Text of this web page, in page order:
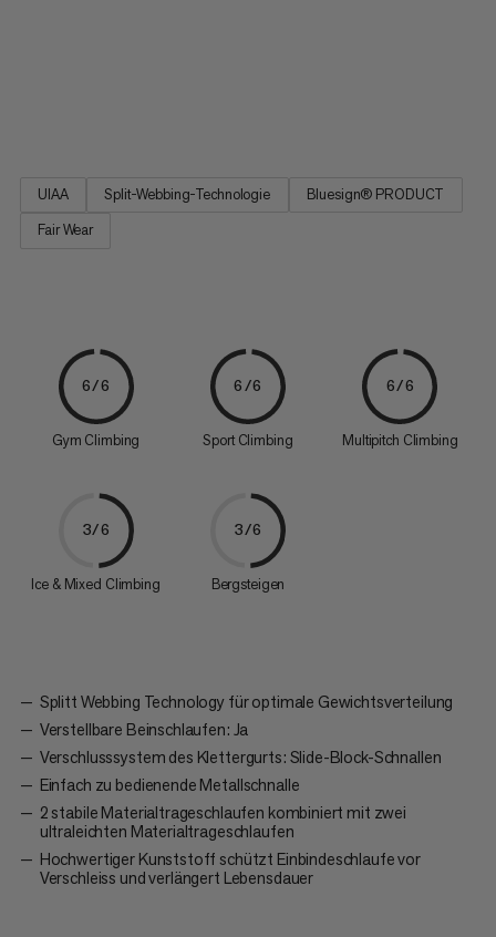
UIAA Split-Webbing-Technologie
Bluesign® PRODUCT
Fair Wear
6/6
Gym Climbing
6/6
Sport Climbing
6/6
Multipitch Climbing
3/6
Ice & Mixed Climbing
3/6
Bergsteigen
Splitt Webbing Technology für optimale Gewichtsverteilung
Verstellbare Beinschlaufen: Ja
Verschlusssystem des Klettergurts: Slide-Block-Schnallen
Einfach zu bedienende Metallschnalle
2 stabile Materialtrageschlaufen kombiniert mit zwei
ultraleichten Materialtrageschlaufen
Hochwertiger Kunststoff schützt Einbindeschlaufe vor
Verschleiss und verlängert Lebensdauer